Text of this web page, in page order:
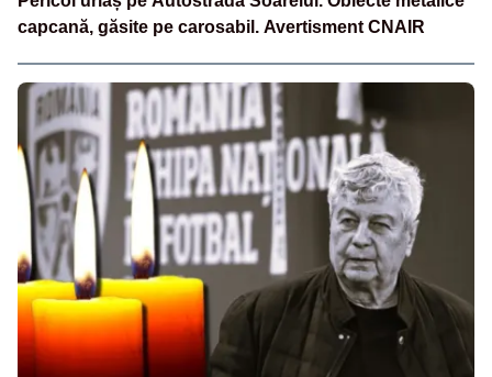
capcană, găsite pe carosabil. Avertisment CNAIR